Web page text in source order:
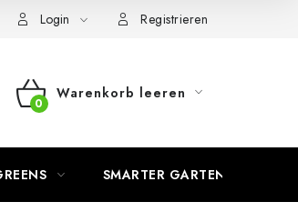
Login Registrieren
WARENKORB
Warenkorb leeren
SMARTER GARTEN